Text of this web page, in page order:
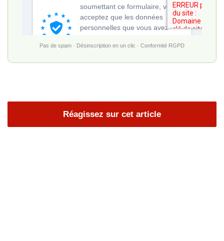
Pas de spam · Désinscription en un clic · Conformité RGPD
Réagissez sur cet article